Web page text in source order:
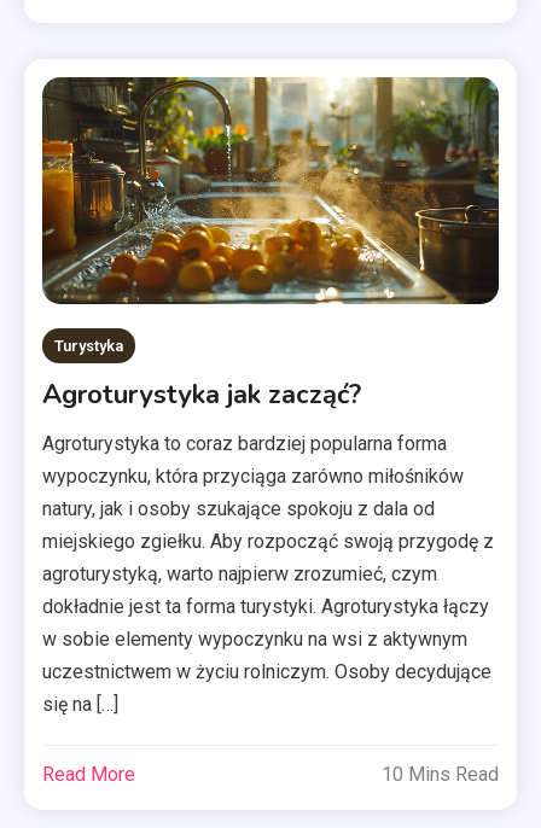
Turystyka
Agroturystyka jak zacząć?
Agroturystyka to coraz bardziej popularna forma
wypoczynku, która przyciąga zarówno miłośników
natury, jak i osoby szukające spokoju z dala od
miejskiego zgiełku. Aby rozpocząć swoją przygodę z
agroturystyką, warto najpierw zrozumieć, czym
dokładnie jest ta forma turystyki. Agroturystyka łączy
w sobie elementy wypoczynku na wsi z aktywnym
uczestnictwem w życiu rolniczym. Osoby decydujące
się na […]
Read More 10 Mins Read